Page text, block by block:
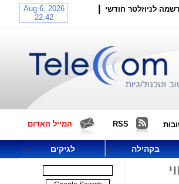
לניוזלטר חודשי
RSS המייל האדום
בקהילה לגיקים
בקווי